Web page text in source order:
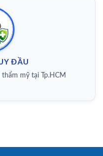
ĐẦU
thẩm mỹ tại Tp.HCM